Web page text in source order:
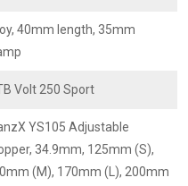
40mm length, 35mm
Volt 250 Sport
YS105 Adjustable
34.9mm, 125mm (S),
(M), 170mm (L), 200mm